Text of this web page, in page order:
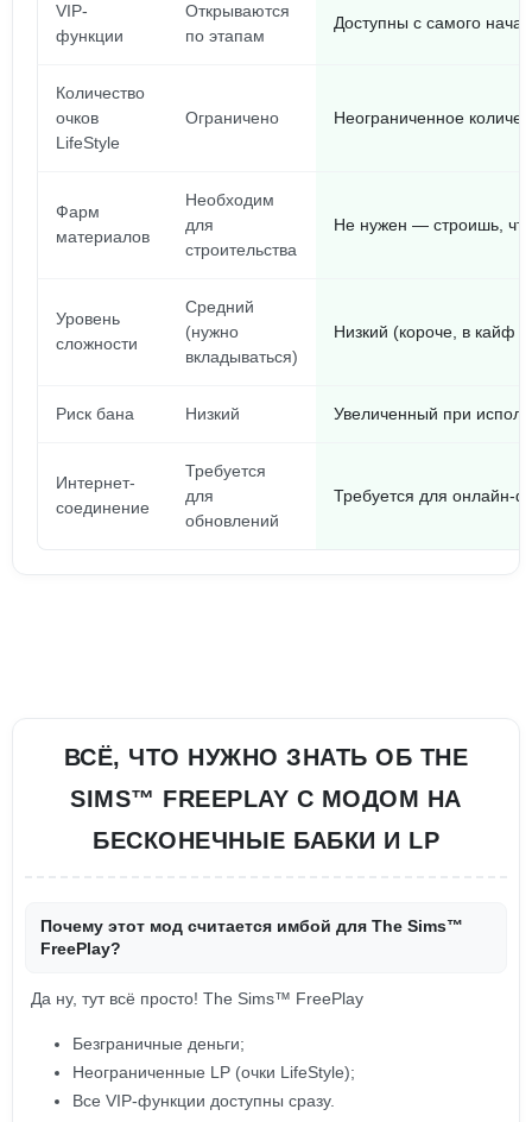
VIP-
функции
Открываются
по этапам
Доступны с самого
Количество
очков
LifeStyle
Ограничено Неограниченное
Фарм
материалов
Необходим
для
строительства
Не нужен — строишь,
Уровень
сложности
Средний
(нужно
вкладываться)
Низкий (короче, в кайф
Риск бана Низкий Увеличенный при
Интернет-
соединение
Требуется
для
обновлений
Требуется для онлайн-
ВСЁ, ЧТО НУЖНО ЗНАТЬ ОБ THE
SIMS™ FREEPLAY С МОДОМ НА
БЕСКОНЕЧНЫЕ БАБКИ И LP
Почему этот мод считается имбой для The Sims™
FreePlay?
Да ну, тут всё просто! The Sims™ FreePlay
Безграничные деньги;
Неограниченные LP (очки LifeStyle);
Все VIP-функции доступны сразу.